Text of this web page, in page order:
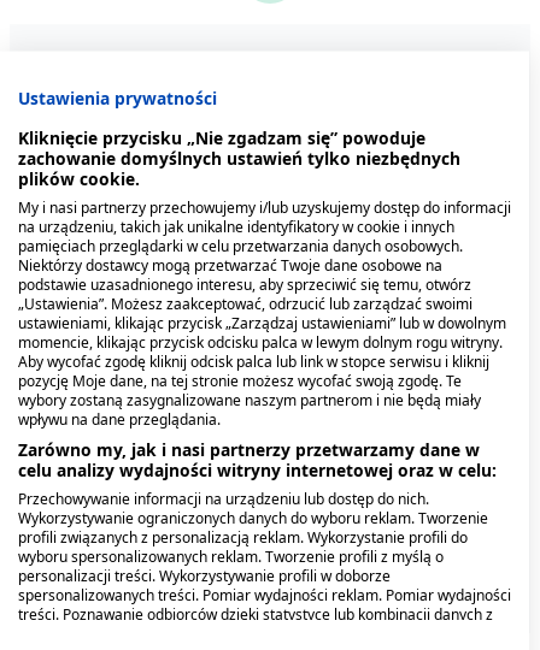
Atopigo, koncentrat do
kąpieli, 100 g
10,09 zł
Linomag, olejek do
niemowląt, 400 ml
44,09 zł
Cetaphil EM, emulsja
micelarna do mycia, z
pompką, 236 ml
48,29 zł
Mustela Bebe-Enfant,
skóra bardzo wrażliwa,
300 ml
38,79 zł
Alantan Plus, (20 mg + 50
mg)/g, maść, 30 g
10,69 zł
Linomag, 200 mg/g,
42,99 zł
Ustawienia prywatności
Kliknięcie przycisku „Nie zgadzam się” powoduje
zachowanie domyślnych ustawień tylko niezbędnych
plików cookie.
My i nasi partnerzy przechowujemy i/lub uzyskujemy dostęp do informacji
na urządzeniu, takich jak unikalne identyfikatory w cookie i innych
pamięciach przeglądarki w celu przetwarzania danych osobowych.
Niektórzy dostawcy mogą przetwarzać Twoje dane osobowe na
podstawie uzasadnionego interesu, aby sprzeciwić się temu, otwórz
„Ustawienia”. Możesz zaakceptować, odrzucić lub zarządzać swoimi
ustawieniami, klikając przycisk „Zarządzaj ustawieniami” lub w dowolnym
momencie, klikając przycisk odcisku palca w lewym dolnym rogu witryny.
Aby wycofać zgodę kliknij odcisk palca lub link w stopce serwisu i kliknij
pozycję Moje dane, na tej stronie możesz wycofać swoją zgodę. Te
wybory zostaną zasygnalizowane naszym partnerom i nie będą miały
wpływu na dane przeglądania.
Zarówno my, jak i nasi partnerzy przetwarzamy dane w
celu analizy wydajności witryny internetowej oraz w celu:
Przechowywanie informacji na urządzeniu lub dostęp do nich.
Wykorzystywanie ograniczonych danych do wyboru reklam. Tworzenie
profili związanych z personalizacją reklam. Wykorzystanie profili do
wyboru spersonalizowanych reklam. Tworzenie profili z myślą o
personalizacji treści. Wykorzystywanie profili w doborze
spersonalizowanych treści. Pomiar wydajności reklam. Pomiar wydajności
treści. Poznawanie odbiorców dzięki statystyce lub kombinacji danych z